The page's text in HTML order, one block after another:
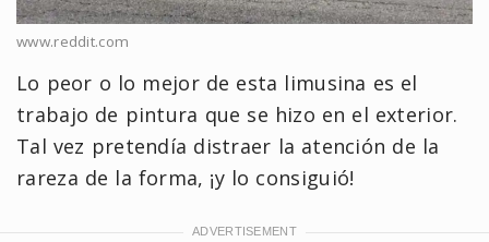
www.reddit.com
Lo peor o lo mejor de esta limusina es el
trabajo de pintura que se hizo en el exterior.
Tal vez pretendía distraer la atención de la
rareza de la forma, ¡y lo consiguió!